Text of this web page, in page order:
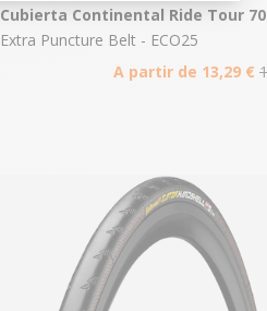
Cubierta Continental Ride Tour
Extra Puncture Belt - ECO25
A partir de 13,29 €